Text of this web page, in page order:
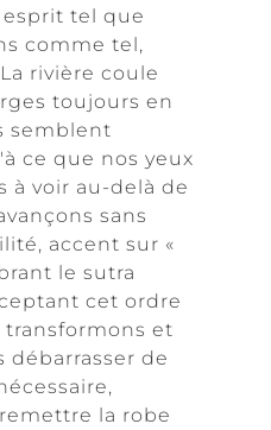
tel que
comme tel,
rivière coule
toujours en
semblent
ce que nos yeux
à voir au-delà de
sans
accent sur «
le sutra
cet ordre
transformons et
débarrasser de
la robe